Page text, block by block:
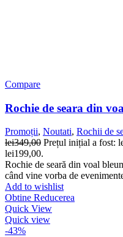
Compare
Rochie de seara din
Promoții, Noutati, Rochii de
lei349,00 Prețul inițial a fost:
lei199,00.
Rochie de seară din voal
când vine vorba de
Add to wishlist
Obtine Reducerea
Quick View
Quick view
-43%